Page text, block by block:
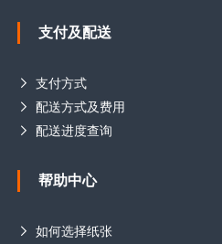
支付及配送
支付方式
配送方式及费用
配送进度查询
帮助中心
如何选择纸张